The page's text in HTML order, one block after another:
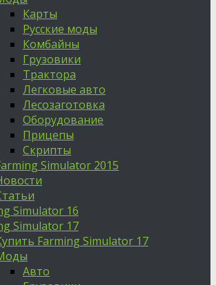
Карты
Русские моды
Комбайны
Грузовики
Трактора
Легковые авто
Лесозаготовка
Оборудование
Прицепы
Скрипты
Simulator 2015
Simulator 16
Simulator 17
Farming Simulator 17
Авто